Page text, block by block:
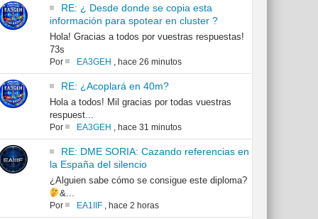
RE: ¿ Desde donde se copia esta
información para spotear en cluster ?
Hola! Gracias a todos por vuestras respuestas!
73s
Por EA3GEH , hace 26 minutos
RE: ¿Acoplará en 40m?
Hola a todos! Mil gracias por todas vuestras
respuest...
Por EA3GEH , hace 31 minutos
RE: DME SORIA: Cazando referencias en
la España del silencio
¿Alguien sabe cómo se consigue este diploma?
&...
Por EA1IIF, hace 2 horas